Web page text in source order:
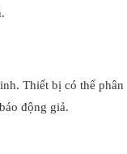
Thiết bị có thể phân
động giả.